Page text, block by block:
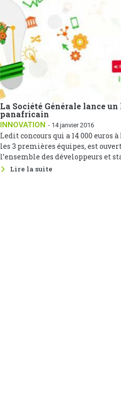
La Société Générale lance
panafricain
INNOVATION - 14 janvier 2016
Ledit concours qui a 14 000 euros
les 3 premières équipes, est
l’ensemble des développeurs et
Lire la suite